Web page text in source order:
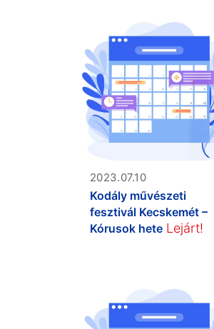
2023.07.10
Kodály művészeti
fesztivál Kecskemét –
Kórusok hete Lejárt!